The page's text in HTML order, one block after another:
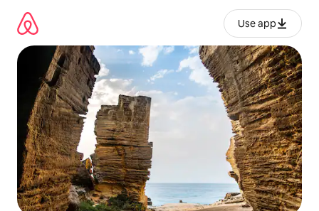
kwenda
kwenye
maudhui
Use app